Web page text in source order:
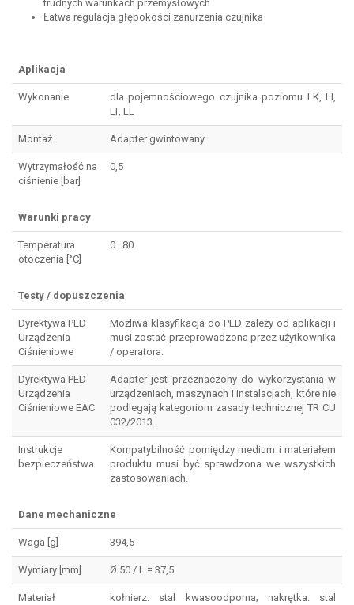
trudnych warunkach przemysłowych
Łatwa regulacja głębokości zanurzenia czujnika
Aplikacja
Wykonanie
dla pojemnościowego czujnika poziomu LK, LI,
LT, LL
Montaż Adapter gwintowany
Wytrzymałość na
ciśnienie [bar]
0,5
Warunki pracy
Temperatura
otoczenia [°C]
0...80
Testy / dopuszczenia
Dyrektywa PED
Urządzenia
Ciśnieniowe
Możliwa klasyfikacja do PED zależy od aplikacji i
musi zostać przeprowadzona przez użytkownika
/ operatora.
Dyrektywa PED
Urządzenia
Ciśnieniowe EAC
Adapter jest przeznaczony do wykorzystania w
urządzeniach, maszynach i instalacjach, które nie
podlegają kategoriom zasady technicznej TR CU
032/2013.
Instrukcje
bezpieczeństwa
Kompatybilność pomiędzy medium i materiałem
produktu musi być sprawdzona we wszystkich
zastosowaniach.
Dane mechaniczne
Waga [g] 394,5
Wymiary [mm] Ø 50 / L = 37,5
Materiał
kołnierz: stal kwasoodporna; nakrętka: stal